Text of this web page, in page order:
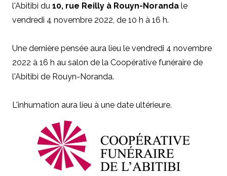
l'Abitibi du 10, rue Reilly à Rouyn-Noranda le
vendredi 4 novembre 2022, de 10 h à 16 h.
Une dernière pensée aura lieu le vendredi 4 novembre
2022 à 16 h au salon de la Coopérative funéraire de
l'Abitibi de Rouyn-Noranda.
L'inhumation aura lieu à une date ultérieure.